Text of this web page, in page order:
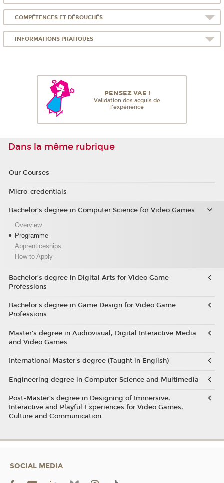
COMPÉTENCES ET DÉBOUCHÉS
INFORMATIONS PRATIQUES
PENSEZ VAE !
Validation des acquis de
l'expérience
Dans la même rubrique
Our Courses
Micro-credentials
Bachelor’s degree in Computer Science for Video Games
Overview
Programme
Apprenticeships
How to Apply
Bachelor’s degree in Digital Arts for Video Game
Professions
Bachelor's degree in Game Design for Video Game
Professions
Master's degree in Audiovisual, Digital Interactive Media
and Video Games
International Master's degree (Taught in English)
Engineering degree in Computer Science and Multimedia
Post-Master’s degree in Designing of Immersive,
Interactive and Playful Experiences for Video Games,
Culture and Communication
SOCIAL MEDIA